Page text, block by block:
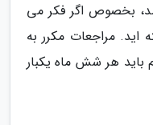
بخصوص اگر فکر می
اید. مراجعات مکرر به
باید هر شش ماه یکبار